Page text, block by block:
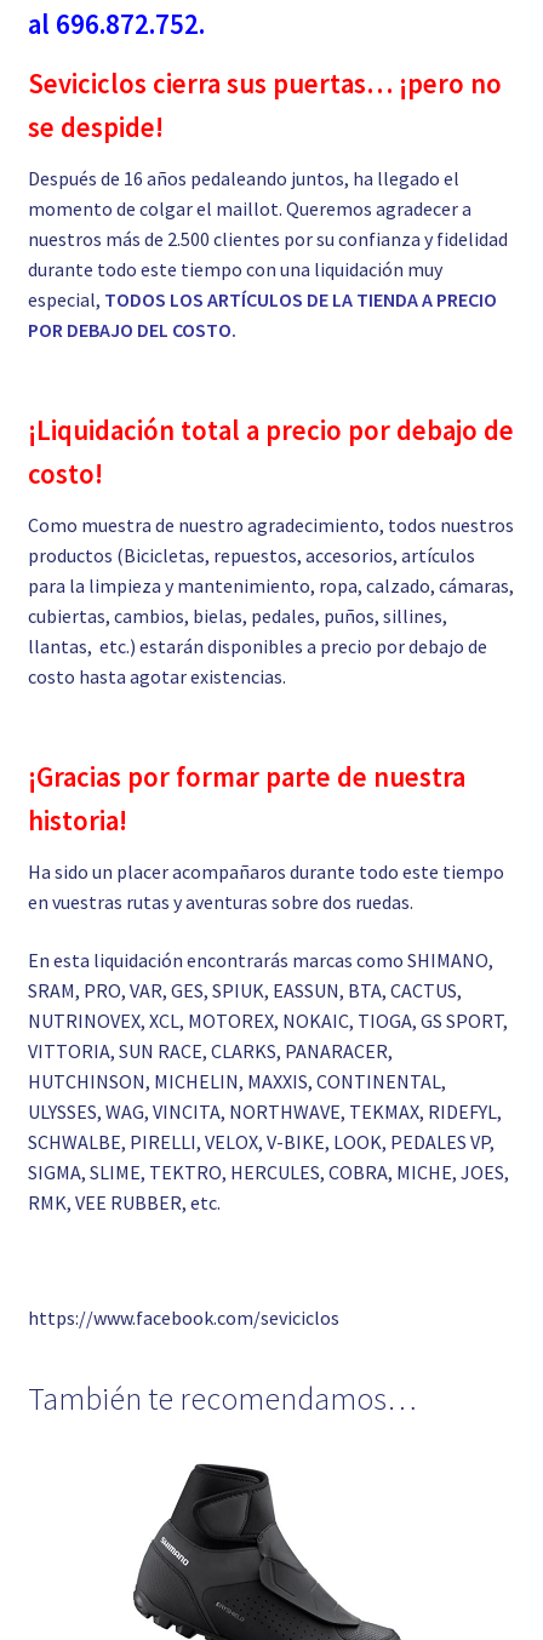
al 696.872.752.
Seviciclos cierra sus puertas… ¡pero no
se despide!
Después de 16 años pedaleando juntos, ha llegado el
momento de colgar el maillot. Queremos agradecer a
nuestros más de 2.500 clientes por su confianza y fidelidad
durante todo este tiempo con una liquidación muy
especial, TODOS LOS ARTÍCULOS DE LA TIENDA A PRECIO
POR DEBAJO DEL COSTO.
¡Liquidación total a precio por debajo de
costo!
Como muestra de nuestro agradecimiento, todos nuestros
productos (Bicicletas, repuestos, accesorios, artículos
para la limpieza y mantenimiento, ropa, calzado, cámaras,
cubiertas, cambios, bielas, pedales, puños, sillines,
llantas, etc.) estarán disponibles a precio por debajo de
costo hasta agotar existencias.
¡Gracias por formar parte de nuestra
historia!
Ha sido un placer acompañaros durante todo este tiempo
en vuestras rutas y aventuras sobre dos ruedas.
En esta liquidación encontrarás marcas como SHIMANO,
SRAM, PRO, VAR, GES, SPIUK, EASSUN, BTA, CACTUS,
NUTRINOVEX, XCL, MOTOREX, NOKAIC, TIOGA, GS SPORT,
VITTORIA, SUN RACE, CLARKS, PANARACER,
HUTCHINSON, MICHELIN, MAXXIS, CONTINENTAL,
ULYSSES, WAG, VINCITA, NORTHWAVE, TEKMAX, RIDEFYL,
SCHWALBE, PIRELLI, VELOX, V-BIKE, LOOK, PEDALES VP,
SIGMA, SLIME, TEKTRO, HERCULES, COBRA, MICHE, JOES,
RMK, VEE RUBBER, etc.
https://www.facebook.com/seviciclos
También te recomendamos…